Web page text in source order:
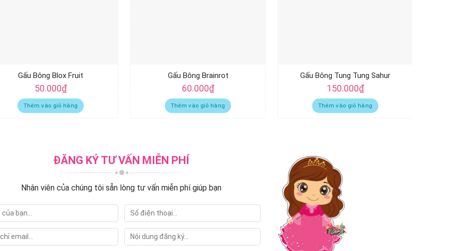
Gấu Bông Blox Fruit
50.000₫
Thêm vào giỏ hàng
Gấu Bông Brainrot
60.000₫
Thêm vào giỏ hàng
Gấu Bông Tung Tung Sahur
150.000₫
Thêm vào giỏ hàng
ĐĂNG KÝ TƯ VẤN MIỄN PHÍ
Nhân viên của chúng tôi sẵn lòng tư vấn miễn phí giúp bạn